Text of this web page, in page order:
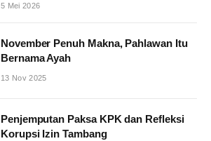
5 Mei 2026
November Penuh Makna, Pahlawan Itu
Bernama Ayah
13 Nov 2025
Penjemputan Paksa KPK dan Refleksi
Korupsi Izin Tambang